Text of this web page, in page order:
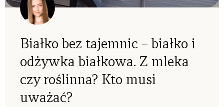
Białko bez tajemnic – białko i
odżywka białkowa. Z mleka
czy roślinna? Kto musi
uważać?